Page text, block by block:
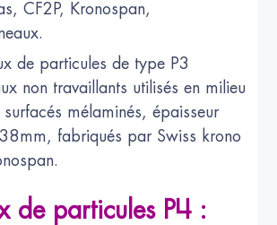
CF2P, Kronospan,
de particules de type P3
non travaillants utilisés en milieu
surfacés mélaminés, épaisseur
38mm, fabriqués par Swiss krono
de particules P4 :